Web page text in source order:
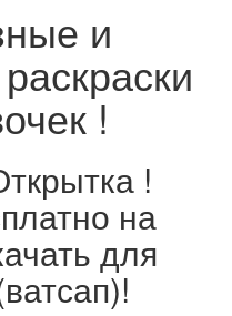
и
!
!
на
для